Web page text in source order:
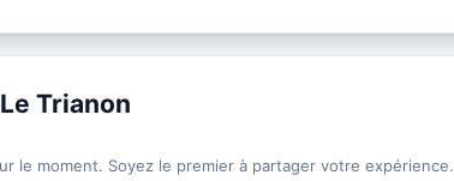
Trianon
le moment. Soyez le premier à partager votre expérience.